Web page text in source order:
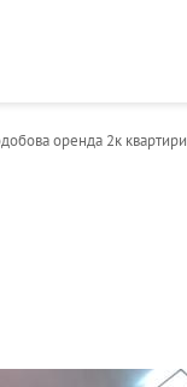
оренда 2к квартири